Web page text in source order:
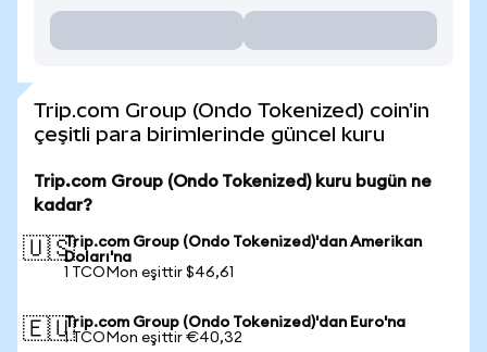
Trip.com Group (Ondo Tokenized) coin'in
çeşitli para birimlerinde güncel kuru
Trip.com Group (Ondo Tokenized) kuru bugün ne
kadar?
🇺🇸Trip.com Group (Ondo Tokenized)'dan Amerikan
Doları'na
1 TCOMon eşittir $46,61
🇪🇺Trip.com Group (Ondo Tokenized)'dan Euro'na
1 TCOMon eşittir €40,32